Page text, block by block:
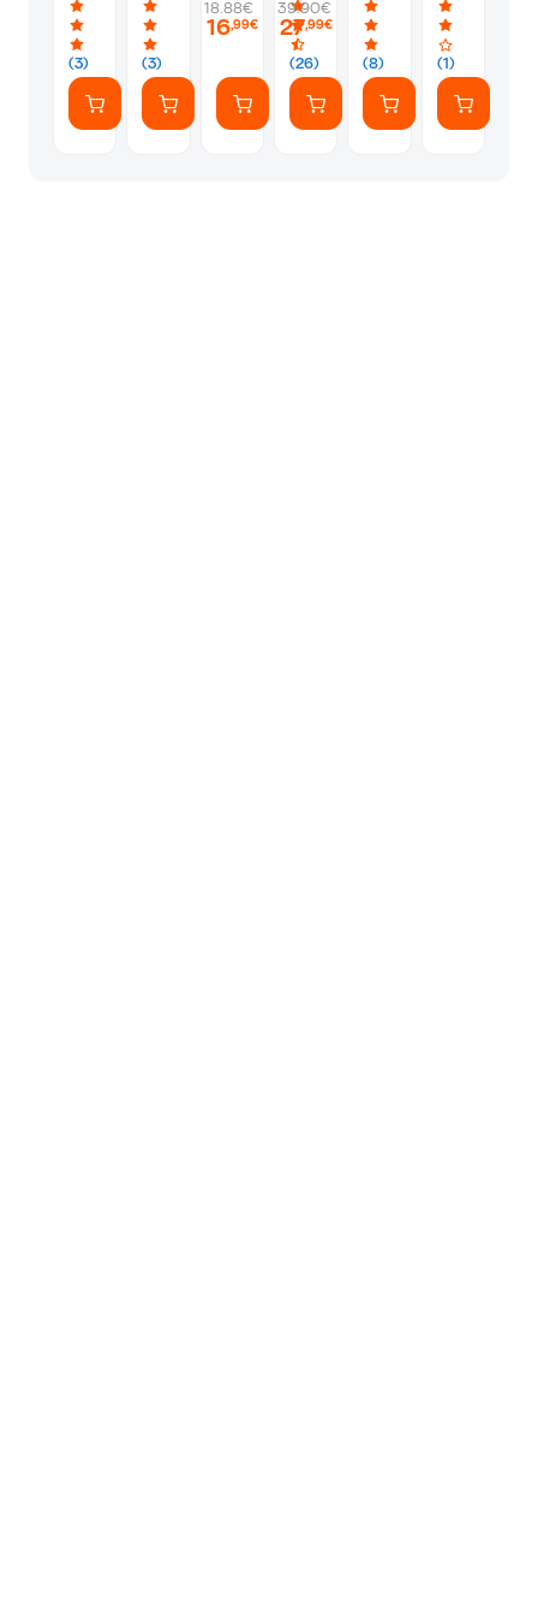
(3) (3)
18.88€
16,99€
(26)
39.90€
27,99€
(8) (1)